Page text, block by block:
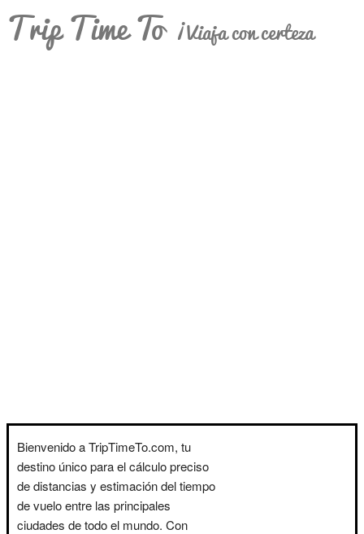
Trip Time To ¡Viaja con certeza
Bienvenido a TripTimeTo.com, tu
destino único para el cálculo preciso
de distancias y estimación del tiempo
de vuelo entre las principales
ciudades de todo el mundo. Con